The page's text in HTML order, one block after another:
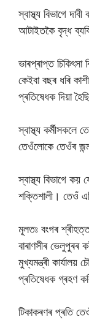
স্বাস্থ্য বিভাগে
আটাইতকৈ বৃদ্ধ
ভাৰপ্ৰাপ্ত চিকিৎসা
কেইবা বছৰ ধৰি
প্ৰতিষেধক দিয়া
স্বাস্থ্য কৰ্মীসকলে
তেওঁলোকে তেওঁৰ
স্বাস্থ্য বিভাগে কয়
শক্তিশালী। তেওঁ
মূলতঃ বংগৰ শ্ৰীহত্ত
বাৰাণসীৰ ভেলুপুৰৰ
মুখ্যমন্ত্ৰী কাৰ্যালয়
প্ৰতিষেধক গ্ৰহণ
টিকাকৰণৰ প্ৰতি